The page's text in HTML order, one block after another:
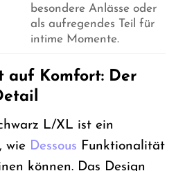
besondere Anlässe oder
als aufregendes Teil für
intime Momente.
Komfort: Der
L/XL ist ein
wie Dessous Funktionalität
können. Das Design